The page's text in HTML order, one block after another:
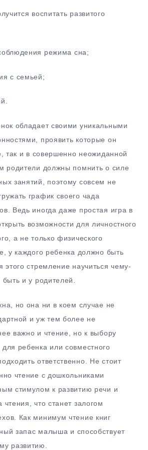
воспитать развитого
режима сна;
с семьей;
обладает своими уникальными
проявить которые он
так и в совершенно неожиданной
родители должны помнить о силе
занятий, поэтому совсем не
график своего чада
Ведь иногда даже простая игра в
возможности для личностного
а не только физического
у каждого ребенка должно быть
этого стремление научиться чему-
и у родителей.
но она ни в коем случае не
и уж тем более не
важно и чтение, но к выбору
ребенка или совместного
ответственно. Не стоит
чтение с дошкольниками
стимулом к развитию речи и
чтения, что станет залогом
Как минимум чтение книг
запас малыша и способствует
развитию.